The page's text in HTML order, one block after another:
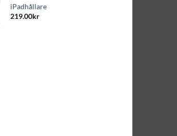
iPadhållare
219.00kr